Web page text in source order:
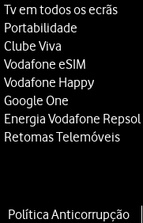
Tv em todos os ecrãs
Portabilidade
Clube Viva
Vodafone eSIM
Vodafone Happy
Google One
Energia Vodafone Repsol
Retomas Telemóveis
Política Anticorrupção